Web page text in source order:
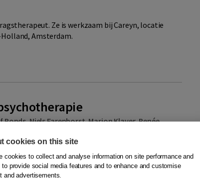
Ze is werkzaam bij Careyn, locatie
Amsterdam.
Ponds,Niels Farenhorst,Marion Klaver,Renée
heeft een enorme impact op het leven
Als gevolg van blijvende lichamelijke en
...More
cookies on this site
cookies to collect and analyse information on site performance and
to provide social media features and to enhance and customise
and advertisements.